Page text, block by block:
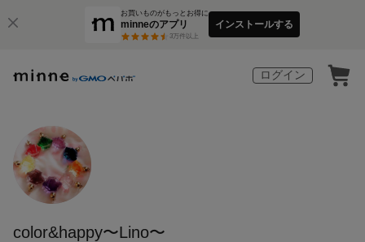
お買いものがもっとお得に
minneのアプリ
3万件以上
インストールする
ログイン
color&happy〜Lino〜